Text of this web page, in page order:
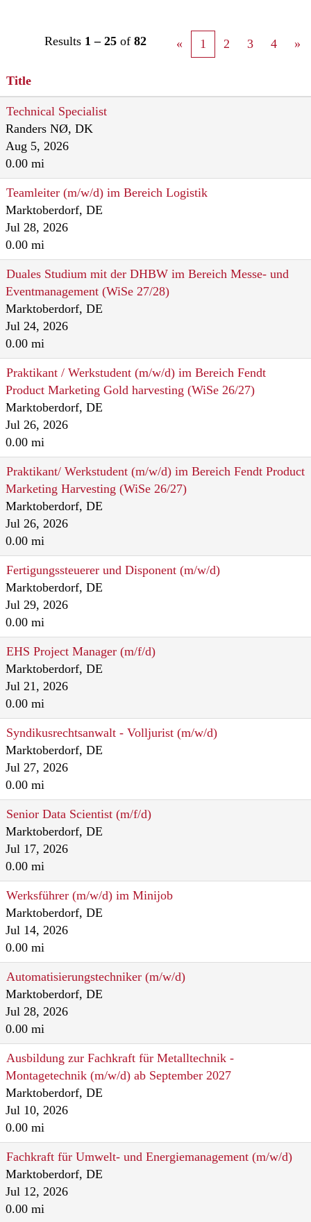
Results 1 – 25 of 82 « 1 2 3 4 »
Title
Technical Specialist
Randers NØ, DK
Aug 5, 2026
0.00 mi
Teamleiter (m/w/d) im Bereich Logistik
Marktoberdorf, DE
Jul 28, 2026
0.00 mi
Duales Studium mit der DHBW im Bereich Messe- und
Eventmanagement (WiSe 27/28)
Marktoberdorf, DE
Jul 24, 2026
0.00 mi
Praktikant / Werkstudent (m/w/d) im Bereich Fendt
Product Marketing Gold harvesting (WiSe 26/27)
Marktoberdorf, DE
Jul 26, 2026
0.00 mi
Praktikant/ Werkstudent (m/w/d) im Bereich Fendt Product
Marketing Harvesting (WiSe 26/27)
Marktoberdorf, DE
Jul 26, 2026
0.00 mi
Fertigungssteuerer und Disponent (m/w/d)
Marktoberdorf, DE
Jul 29, 2026
0.00 mi
EHS Project Manager (m/f/d)
Marktoberdorf, DE
Jul 21, 2026
0.00 mi
Syndikusrechtsanwalt - Volljurist (m/w/d)
Marktoberdorf, DE
Jul 27, 2026
0.00 mi
Senior Data Scientist (m/f/d)
Marktoberdorf, DE
Jul 17, 2026
0.00 mi
Werksführer (m/w/d) im Minijob
Marktoberdorf, DE
Jul 14, 2026
0.00 mi
Automatisierungstechniker (m/w/d)
Marktoberdorf, DE
Jul 28, 2026
0.00 mi
Ausbildung zur Fachkraft für Metalltechnik -
Montagetechnik (m/w/d) ab September 2027
Marktoberdorf, DE
Jul 10, 2026
0.00 mi
Fachkraft für Umwelt‑ und Energiemanagement (m/w/d)
Marktoberdorf, DE
Jul 12, 2026
0.00 mi